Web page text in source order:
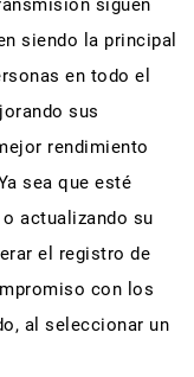
siguen
siendo la principal
en todo el
sus
rendimiento
sea que esté
actualizando su
el registro de
con los
al seleccionar un